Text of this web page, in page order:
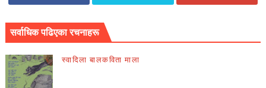
सर्वाधिक पढिएका रचनाहरू
स्वादिला बालकविता माला